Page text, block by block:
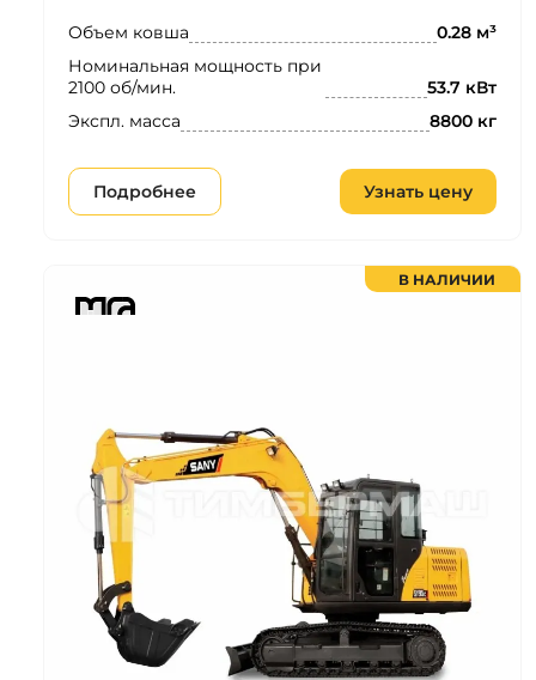
Объем ковша 0.28 м³
Номинальная мощность при
2100 об/мин.
53.7 кВт
Экспл. масса 8800 кг
Подробнее Узнать цену
В НАЛИЧИИ